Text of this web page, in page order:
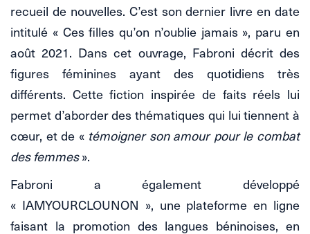
recueil de nouvelles. C’est son dernier livre en date
intitulé « Ces filles qu’on n’oublie jamais », paru en
août 2021. Dans cet ouvrage, Fabroni décrit des
figures féminines ayant des quotidiens très
différents. Cette fiction inspirée de faits réels lui
permet d’aborder des thématiques qui lui tiennent à
cœur, et de « témoigner son amour pour le combat
des femmes».
Fabroni a également développé
« IAMYOURCLOUNON », une plateforme en ligne
faisant la promotion des langues béninoises, en